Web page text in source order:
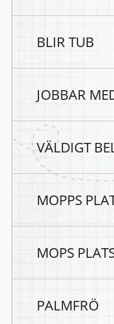
BLIR TUB
JOBBAR
VÄLDIGT
MOPPS
MOPS
PALMFRÖ